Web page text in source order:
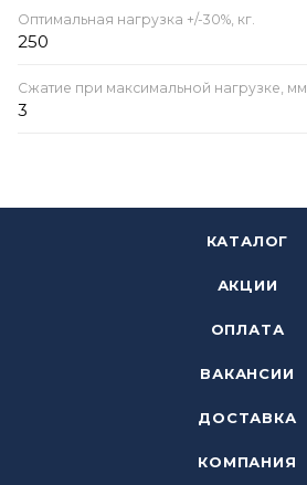
Оптимальная нагрузка +/-30%, кг.
250
Сжатие при максимальной нагрузке, мм
3
КАТАЛОГ
АКЦИИ
ОПЛАТА
ВАКАНСИИ
ДОСТАВКА
КОМПАНИЯ